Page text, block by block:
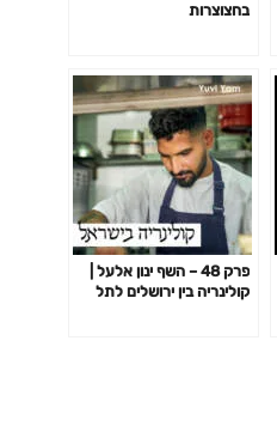
בחצוצרות
פרק 48 – השף ינון אלעל |
קולינריה בין ירושלים לתל